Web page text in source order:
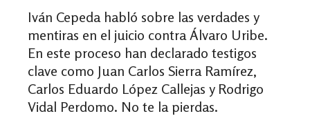
Iván Cepeda habló sobre las verdades y
mentiras en el juicio contra Álvaro Uribe.
En este proceso han declarado testigos
clave como Juan Carlos Sierra Ramírez,
Carlos Eduardo López Callejas y Rodrigo
Vidal Perdomo. No te la pierdas.